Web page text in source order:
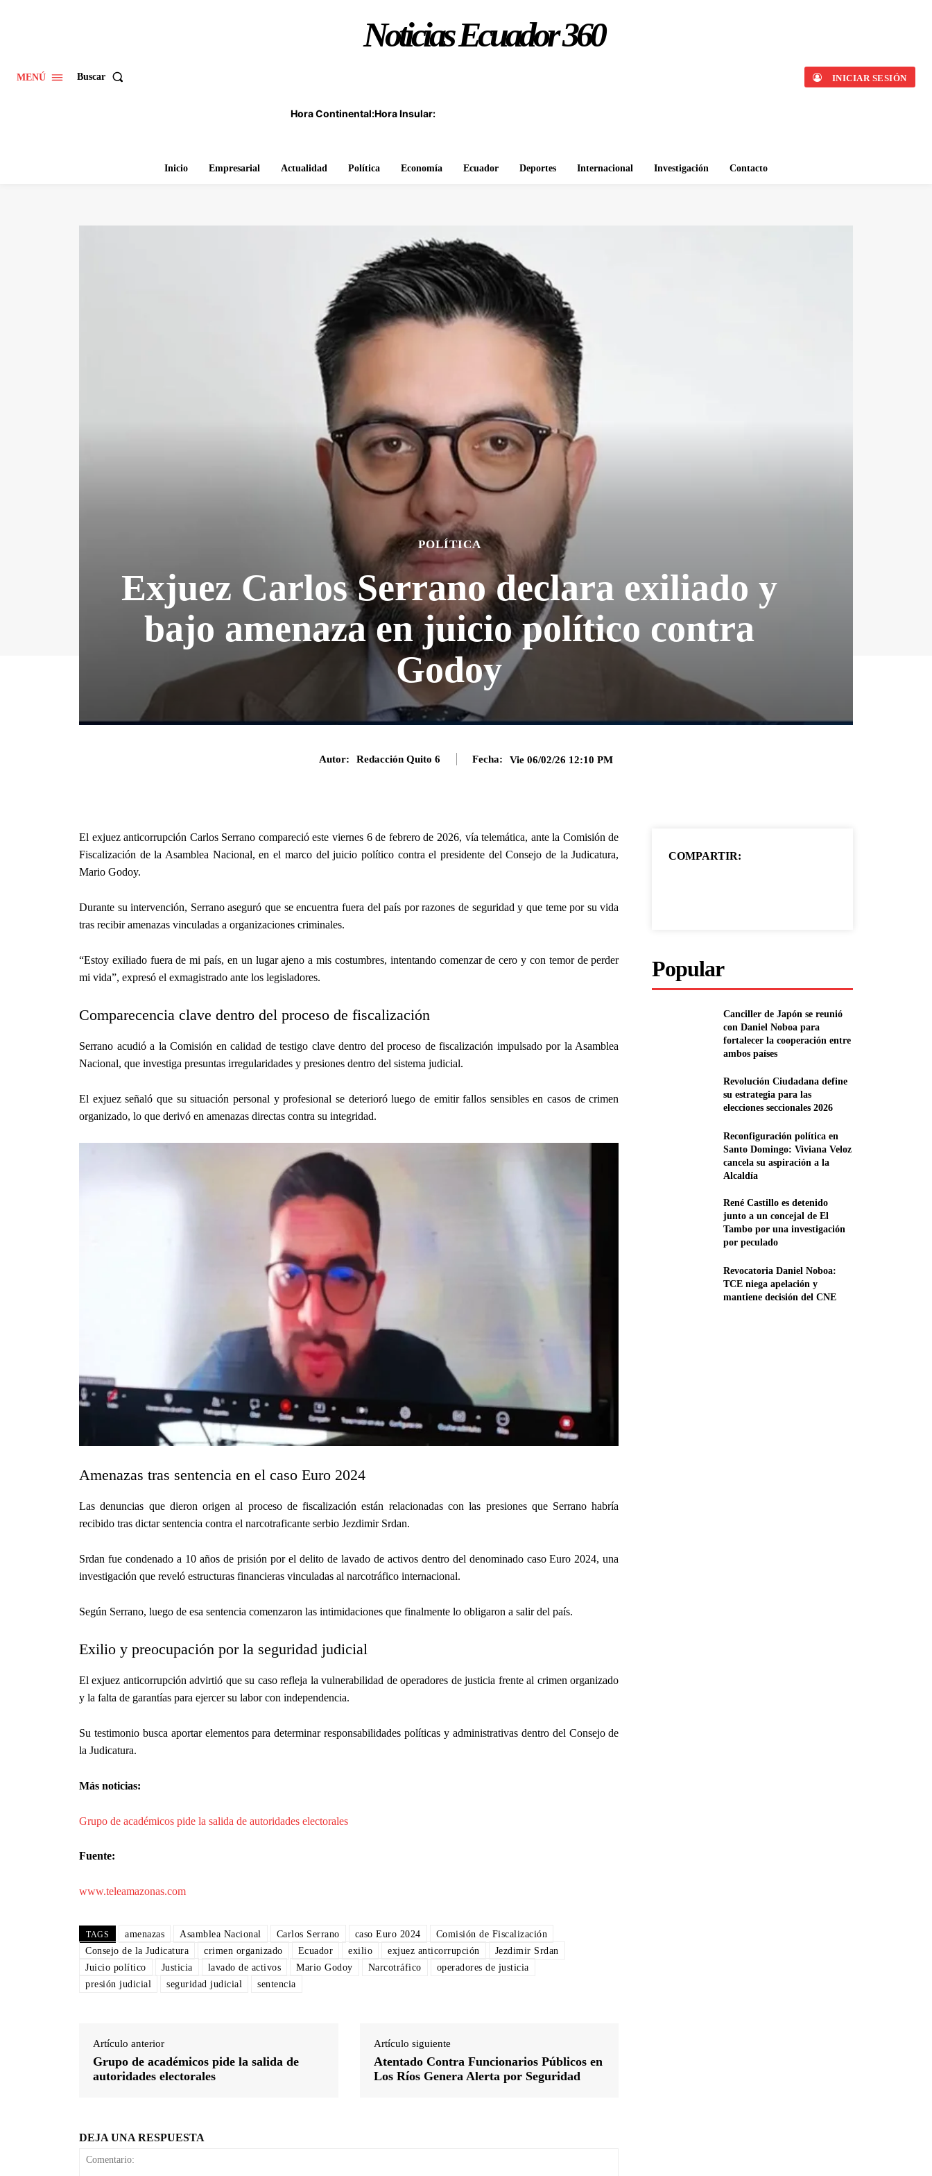
MENÚ Buscar
Noticias Ecuador 360
Hora Continental:Hora Insular:
INICIAR SESIÓN
Inicio Empresarial Actualidad Política Economía Ecuador Deportes Internacional Investigación Contacto
POLÍTICA
Exjuez Carlos Serrano declara exiliado y
bajo amenaza en juicio político contra
Godoy
Autor: Redacción Quito 6 Fecha: Vie 06/02/26 12:10 PM
El exjuez anticorrupción Carlos Serrano compareció este viernes 6 de febrero de 2026, vía telemática, ante la Comisión de
Fiscalización de la Asamblea Nacional, en el marco del juicio político contra el presidente del Consejo de la Judicatura,
Mario Godoy.
Durante su intervención, Serrano aseguró que se encuentra fuera del país por razones de seguridad y que teme por su vida
tras recibir amenazas vinculadas a organizaciones criminales.
“Estoy exiliado fuera de mi país, en un lugar ajeno a mis costumbres, intentando comenzar de cero y con temor de perder
mi vida”, expresó el exmagistrado ante los legisladores.
Comparecencia clave dentro del proceso de fiscalización
Serrano acudió a la Comisión en calidad de testigo clave dentro del proceso de fiscalización impulsado por la Asamblea
Nacional, que investiga presuntas irregularidades y presiones dentro del sistema judicial.
El exjuez señaló que su situación personal y profesional se deterioró luego de emitir fallos sensibles en casos de crimen
organizado, lo que derivó en amenazas directas contra su integridad.
Amenazas tras sentencia en el caso Euro 2024
Las denuncias que dieron origen al proceso de fiscalización están relacionadas con las presiones que Serrano habría
recibido tras dictar sentencia contra el narcotraficante serbio Jezdimir Srdan.
Srdan fue condenado a 10 años de prisión por el delito de lavado de activos dentro del denominado caso Euro 2024, una
investigación que reveló estructuras financieras vinculadas al narcotráfico internacional.
Según Serrano, luego de esa sentencia comenzaron las intimidaciones que finalmente lo obligaron a salir del país.
Exilio y preocupación por la seguridad judicial
El exjuez anticorrupción advirtió que su caso refleja la vulnerabilidad de operadores de justicia frente al crimen organizado
y la falta de garantías para ejercer su labor con independencia.
Su testimonio busca aportar elementos para determinar responsabilidades políticas y administrativas dentro del Consejo de
la Judicatura.
Más noticias:
Grupo de académicos pide la salida de autoridades electorales
Fuente:
www.teleamazonas.com
TAGS amenazas Asamblea Nacional Carlos Serrano caso Euro 2024
Comisión de Fiscalización
Consejo de la Judicatura
crimen organizado Ecuador exilio exjuez anticorrupción
Jezdimir Srdan
Juicio político
Justicia lavado de activos Mario Godoy Narcotráfico
operadores de justicia
presión judicial
seguridad judicial sentencia
Artículo anterior
Grupo de académicos pide la salida de
autoridades electorales
Artículo siguiente
Atentado Contra Funcionarios Públicos en
Los Ríos Genera Alerta por Seguridad
DEJA UNA RESPUESTA
COMPARTIR:
Popular
Canciller de Japón se reunió
con Daniel Noboa para
fortalecer la cooperación entre
ambos países
Revolución Ciudadana define
su estrategia para las
elecciones seccionales 2026
Reconfiguración política en
Santo Domingo: Viviana Veloz
cancela su aspiración a la
Alcaldía
René Castillo es detenido
junto a un concejal de El
Tambo por una investigación
por peculado
Revocatoria Daniel Noboa:
TCE niega apelación y
mantiene decisión del CNE